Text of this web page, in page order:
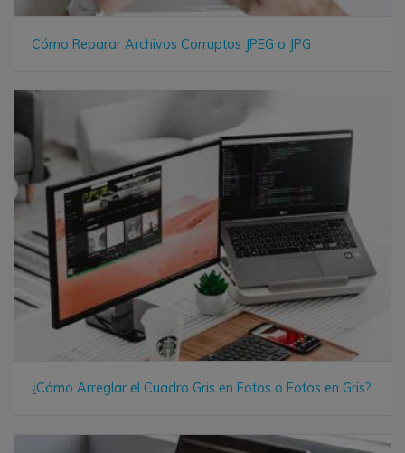
Cómo Reparar Archivos Corruptos JPEG o JPG
¿Cómo Arreglar el Cuadro Gris en Fotos o Fotos en Gris?